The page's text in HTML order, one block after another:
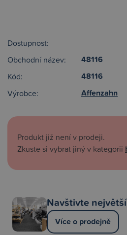
Dostupnost:
Obchodní název:
48116
Kód: 48116
Výrobce: Affenzahn
Produkt již není v prodeji.
Zkuste si vybrat jiný v kategorii
Navštivte
Více o prodejně